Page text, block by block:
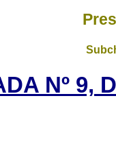
Nº 9,